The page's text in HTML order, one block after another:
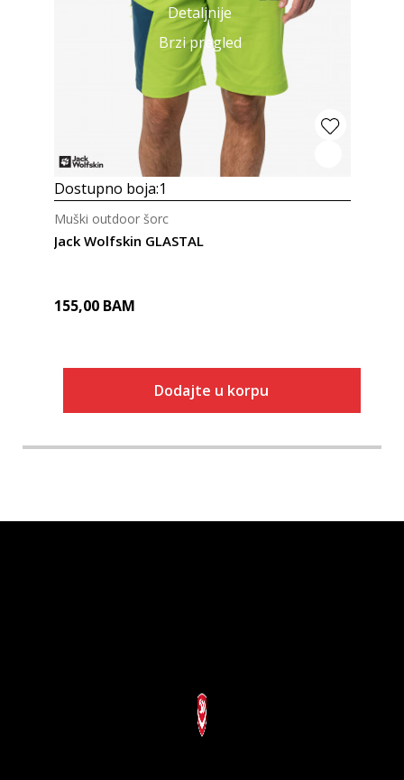
Detaljnije
Brzi pregled
Dostupno boja:1
Jack Wolfskin GLASTAL
Muški outdoor šorc
155,00 BAM
Dodajte u korpu